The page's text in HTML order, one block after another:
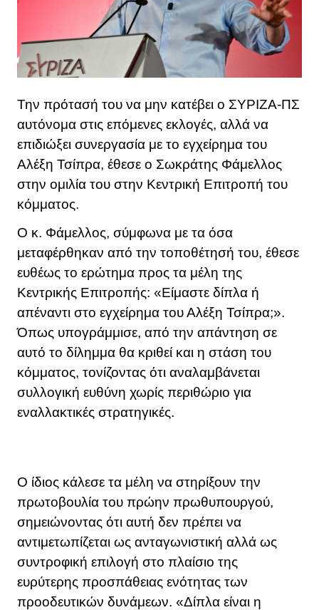
Την πρότασή του να μην κατέβει ο ΣΥΡΙΖΑ-ΠΣ
αυτόνομα στις επόμενες εκλογές, αλλά να
επιδιώξει συνεργασία με το εγχείρημα του
Αλέξη Τσίπρα, έθεσε ο Σωκράτης Φάμελλος
στην ομιλία του στην Κεντρική Επιτροπή του
κόμματος.
Ο κ. Φάμελλος, σύμφωνα με τα όσα
μεταφέρθηκαν από την τοποθέτησή του, έθεσε
ευθέως το ερώτημα προς τα μέλη της
Κεντρικής Επιτροπής: «Είμαστε δίπλα ή
απέναντι στο εγχείρημα τουΑλέξη Τσίπρα;».
Όπως υπογράμμισε, από την απάντηση σε
αυτό το δίλημμα θα κριθεί και η στάση του
κόμματος, τονίζοντας ότι αναλαμβάνεται
συλλογική ευθύνη χωρίς περιθώριο για
εναλλακτικές στρατηγικές.
Ο ίδιος κάλεσε τα μέλη να στηρίξουν την
πρωτοβουλία του πρώην πρωθυπουργού,
σημειώνοντας ότι αυτή δεν πρέπει να
αντιμετωπίζεται ως ανταγωνιστική αλλά ως
συντροφική επιλογή στο πλαίσιο της
ευρύτερης προσπάθειας ενότητας των
προοδευτικών δυνάμεων. «Δίπλα είναι η